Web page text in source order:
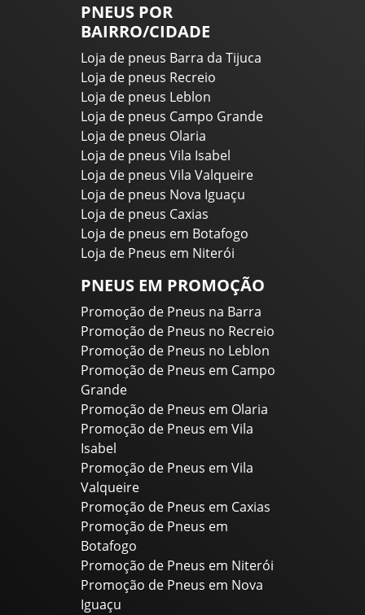
PNEUS POR
BAIRRO/CIDADE
Loja de pneus Barra da Tijuca
Loja de pneus Recreio
Loja de pneus Leblon
Loja de pneus Campo Grande
Loja de pneus Olaria
Loja de pneus Vila Isabel
Loja de pneus Vila Valqueire
Loja de pneus Nova Iguaçu
Loja de pneus Caxias
Loja de pneus em Botafogo
Loja de Pneus em Niterói
PNEUS EM PROMOÇÃO
Promoção de Pneus na Barra
Promoção de Pneus no Recreio
Promoção de Pneus no Leblon
Promoção de Pneus em Campo
Grande
Promoção de Pneus em Olaria
Promoção de Pneus em Vila
Isabel
Promoção de Pneus em Vila
Valqueire
Promoção de Pneus em Caxias
Promoção de Pneus em
Botafogo
Promoção de Pneus em Niterói
Promoção de Pneus em Nova
Iguaçu